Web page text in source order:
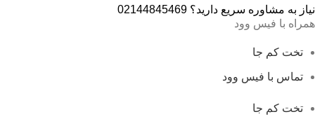
نیاز به مشاوره سریع دارید؟ 02144845469
همراه با فیس وود
تخت کم جا
تماس با فیس وود
تخت کم جا